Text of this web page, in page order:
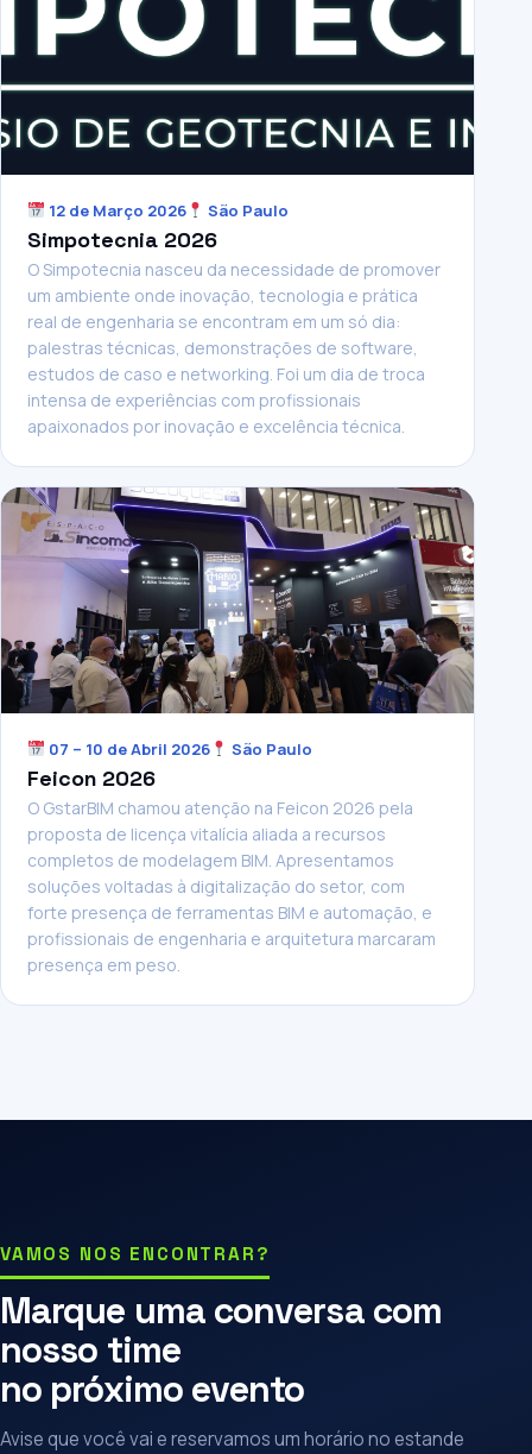
12 de Março 2026 São Paulo
Simpotecnia 2026
O Simpotecnia nasceu da necessidade de promover
um ambiente onde inovação, tecnologia e prática
real de engenharia se encontram em um só dia:
palestras técnicas, demonstrações de software,
estudos de caso e networking. Foi um dia de troca
intensa de experiências com profissionais
apaixonados por inovação e excelência técnica.
07 – 10 de Abril 2026 São Paulo
Feicon 2026
O GstarBIM chamou atenção na Feicon 2026 pela
proposta de licença vitalícia aliada a recursos
completos de modelagem BIM. Apresentamos
soluções voltadas à digitalização do setor, com
forte presença de ferramentas BIM e automação, e
profissionais de engenharia e arquitetura marcaram
presença em peso.
VAMOS NOS ENCONTRAR?
Marque uma conversa com
nosso time
no próximo evento
Avise que você vai e reservamos um horário no estande